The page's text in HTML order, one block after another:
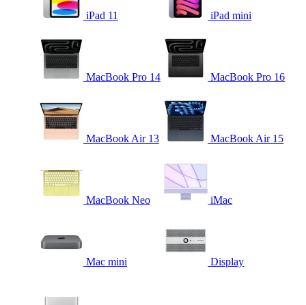
iPad 11 iPad mini
MacBook Pro 14 MacBook Pro 16
MacBook Air 13 MacBook Air 15
MacBook Neo iMac
Mac mini Display